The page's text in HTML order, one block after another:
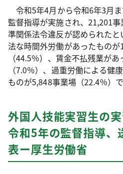
令和5年4月から令和6年3月
監督指導が実施され、21,201
準関係法令違反が認められた
法な時間外労働があったもの
（44.5％）、賃金不払残業が
（7.0％）、過重労働による健
ものが5,848事業場（22.4％）で
外国人技能実習生の
令和5年の監督指導、
表ー厚生労働省